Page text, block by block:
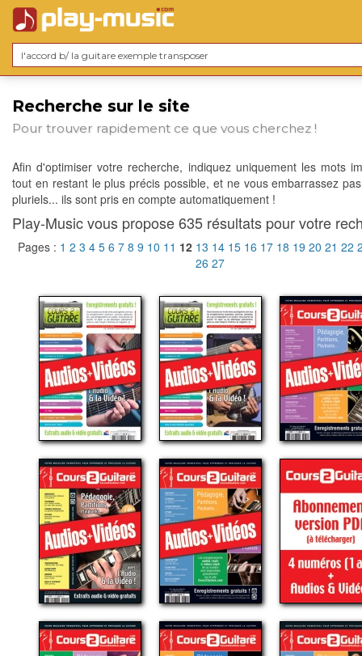
Recherche sur le site
Pour trouver rapidement ce que vous cherchez !
Afin d'optimiser votre recherche, indiquez uniquement les mots
tout en restant le plus précis possible, et ne vous embarrassez
pluriels... ils sont pris en compte automatiquement !
Play-Music vous propose 635 résultats pour votre
Pages : 1 2 3 4 5 6 7 8 9 10 11 12 13 14 15 16 17 18 19 20 21 22
26 27